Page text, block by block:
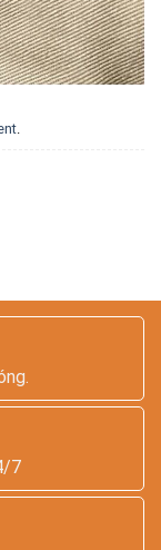
.
7